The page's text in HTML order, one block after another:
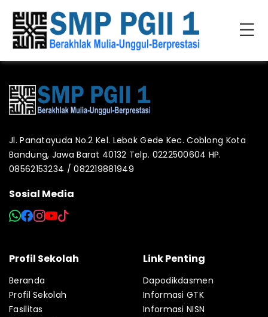
Jl. Panatayuda No.2 Kel. Lebak Gede Kec. Coblong Kota
Bandung, Jawa Barat 40132 Telp. 0222500604 HP.
08562153234 / 082219881949
Sosial Media
Profil Sekolah
Beranda
Profil Sekolah
Fasilitas
Link Penting
Dapodikdasmen
Informasi GTK
Informasi NISN